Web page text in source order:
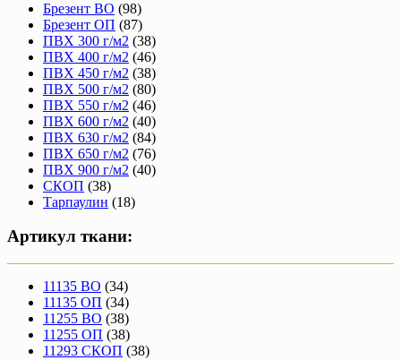
Брезент ВО (98)
Брезент ОП (87)
ПВХ 300 г/м2 (38)
ПВХ 400 г/м2 (46)
ПВХ 450 г/м2 (38)
ПВХ 500 г/м2 (80)
ПВХ 550 г/м2 (46)
ПВХ 600 г/м2 (40)
ПВХ 630 г/м2 (84)
ПВХ 650 г/м2 (76)
ПВХ 900 г/м2 (40)
СКОП (38)
Тарпаулин (18)
Артикул ткани:
11135 ВО (34)
11135 ОП (34)
11255 ВО (38)
11255 ОП (38)
11293 СКОП (38)